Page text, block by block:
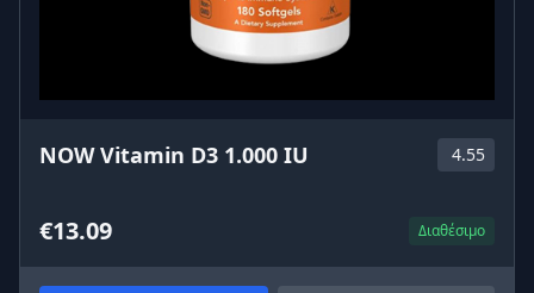
NOW Vitamin D3 1.000 IU 4.55
€13.09 Διαθέσιμο